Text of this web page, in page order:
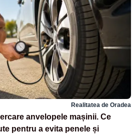
Realitatea de Oradea
anvelopele mașinii. Ce
pentru a evita penele și